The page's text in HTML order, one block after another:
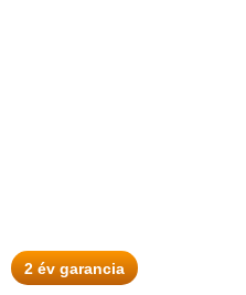
2 év garancia